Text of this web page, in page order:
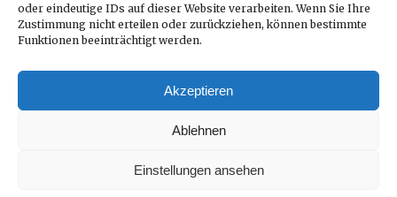
oder eindeutige IDs auf dieser Website verarbeiten. Wenn Sie Ihre
Zustimmung nicht erteilen oder zurückziehen, können bestimmte
Funktionen beeinträchtigt werden.
Akzeptieren
Ablehnen
Einstellungen ansehen
Bünnig Modellbau
Geschichte des Bahnhofes in der
Osnabrücker Zeitung
Kommentarfunktion ist geschlossen.